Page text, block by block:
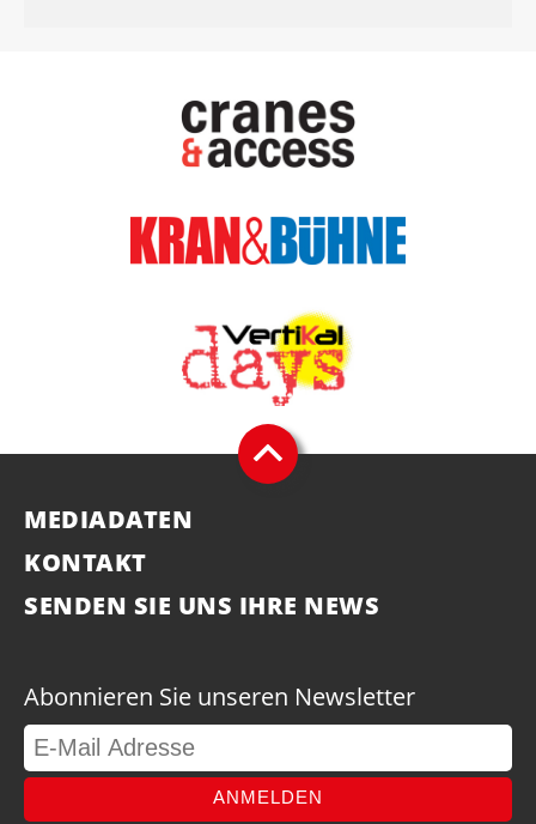
MEDIADATEN
KONTAKT
SENDEN SIE UNS IHRE NEWS
Abonnieren Sie unseren Newsletter
ANMELDEN